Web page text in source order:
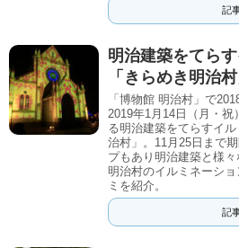
記
明治建築をてら
「きらめき明治村
「博物館 明治村」で
2019年1月14日（月・
る明治建築をてらすイ
治村」。11月25日まで
プもあり明治建築と様々
明治村のイルミネーシ
ミを紹介。
記